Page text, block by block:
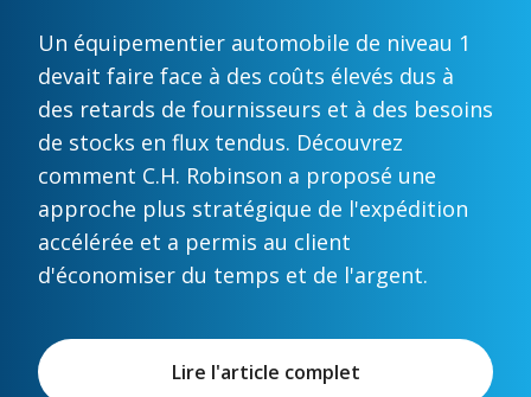
Un équipementier automobile de niveau 1
devait faire face à des coûts élevés dus à
des retards de fournisseurs et à des besoins
de stocks en flux tendus. Découvrez
comment C.H. Robinson a proposé une
approche plus stratégique de l'expédition
accélérée et a permis au client
d'économiser du temps et de l'argent.
Lire l'article complet